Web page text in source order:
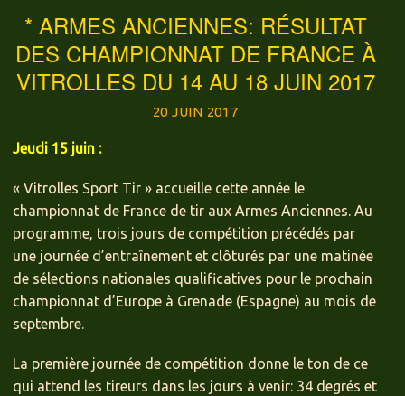
Aller au contenu principal
* ARMES ANCIENNES: RÉSULTAT
DES CHAMPIONNAT DE FRANCE À
VITROLLES DU 14 AU 18 JUIN 2017
20 JUIN 2017
Jeudi 15 juin :
« Vitrolles Sport Tir » accueille cette année le
championnat de France de tir aux Armes Anciennes. Au
programme, trois jours de compétition précédés par
une journée d’entraînement et clôturés par une matinée
de sélections nationales qualificatives pour le prochain
championnat d’Europe à Grenade (Espagne) au mois de
septembre.
La première journée de compétition donne le ton de ce
qui attend les tireurs dans les jours à venir: 34 degrés et